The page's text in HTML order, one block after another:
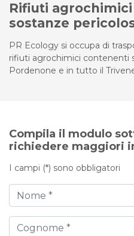
Rifiuti
sostanze
PR Ecology si occupa di
rifiuti agrochimici contenenti
Pordenone e in tutto il
Compila il modulo
richiedere maggiori
I campi (*) sono obbligatori
Nome
Cognome